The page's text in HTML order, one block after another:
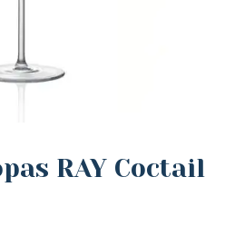
RAY Coctail